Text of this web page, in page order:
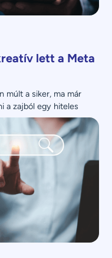
lett a Meta
múlt a siker, ma már
a zajból egy hiteles